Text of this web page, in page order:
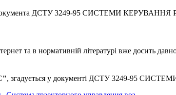
документа ДСТУ 3249-95 СИСТЕМИ
та в нормативній літературі вже досить
, згадується у документі ДСТУ 3249-95